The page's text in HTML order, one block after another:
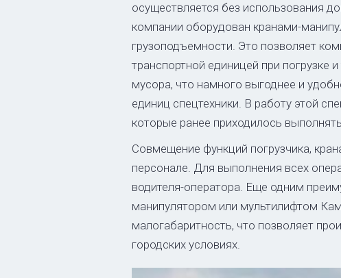
осуществляется без использования
компании оборудован кранами-
грузоподъемности. Это позволяет
транспортной единицей при погрузке
мусора, что намного выгоднее и
единиц спецтехники. В работу этой
которые ранее приходилось
Совмещение функций погрузчика,
персонале. Для выполнения всех
водителя-оператора. Еще одним
манипулятором или мультилифтом
малогабаритность, что позволяет
городских условиях.